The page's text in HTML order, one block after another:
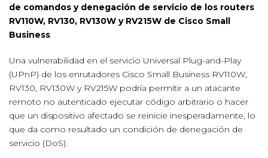
de comandos y denegación de servicio de los routers
RV110W, RV130, RV130W y RV215W de Cisco Small
Business
Una vulnerabilidad en el servicio Universal Plug-and-Play
(UPnP) de los enrutadores Cisco Small Business RV110W,
RV130, RV130W y RV215W podría permitir a un atacante
remoto no autenticado ejecutar código arbitrario o hacer
que un dispositivo afectado se reinicie inesperadamente, lo
que da como resultado un condición de denegación de
servicio (DoS).